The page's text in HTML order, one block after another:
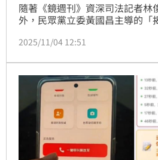
隨著《鏡週刊》資深司法記者林
外，民眾黨立委黃國昌主導的「
今更傳出最具國際洗錢追查能力
暴。（記者唐家興）
2025/11/04 12:51